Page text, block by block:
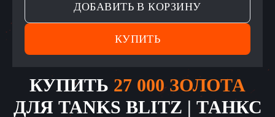
ДОБАВИТЬ В КОРЗИНУ
КУПИТЬ
КУПИТЬ 27 000 ЗОЛОТА
ДЛЯ TANKS BLITZ | ТАНКС